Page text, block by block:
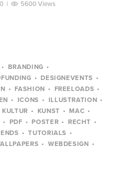
| 5600 Views
BRANDING
DESIGNEVENTS
FASHION
FREELOADS
ICONS
ILLUSTRATION
KULTUR KUNST
MAC
PDF POSTER
RECHT
TUTORIALS
WEBDESIGN